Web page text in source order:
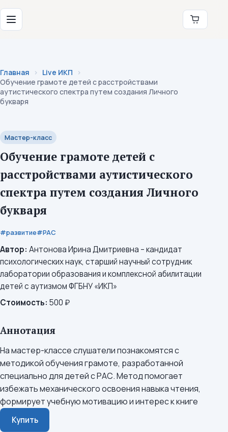
Перейти к содержимому
Институт коррекционной педагогики
Меню
Главная
Live ИКП
Обучение грамоте детей с расстройствами
аутистического спектра путем создания Личного
букваря
Мастер-класс
Обучение грамоте детей с
расстройствами аутистического
спектра путем создания Личного
букваря
#развитие#РАС
Автор: Антонова Ирина Дмитриевна – кандидат
психологических наук, старший научный сотрудник
лаборатории образования и комплексной абилитации
детей с аутизмом ФГБНУ «ИКП»
Стоимость: 500 ₽
Аннотация
На мастер-классе слушатели познакомятся с
методикой обучения грамоте, разработанной
специально для детей с РАС. Метод помогает
избежать механического освоения навыка чтения,
формирует учебную мотивацию и интерес к книге
Купить